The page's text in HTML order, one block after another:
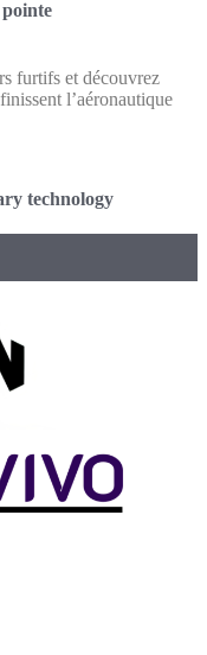
furtifs et découvrez
l’aéronautique
technology